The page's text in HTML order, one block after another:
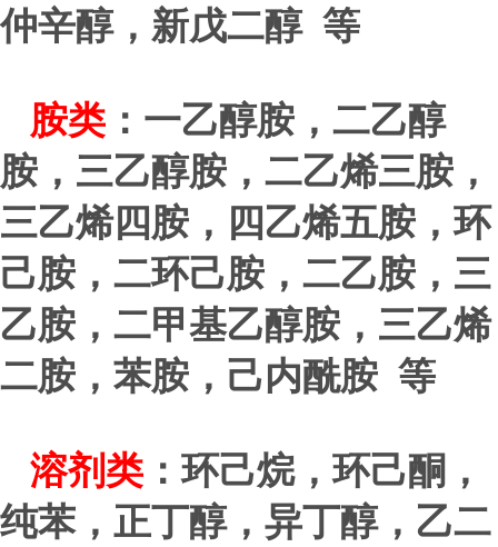
仲辛醇，新戊二醇 等
胺类 ：一乙醇胺，二乙醇
胺，三乙醇胺，二乙烯三胺，
三乙烯四胺，四乙烯五胺，环
己胺，二环己胺，二乙胺，三
乙胺，二甲基乙醇胺，三乙烯
二胺，苯胺，己内酰胺 等
溶剂类 ：环己烷，环己酮，
纯苯，正丁醇，异丁醇，乙二